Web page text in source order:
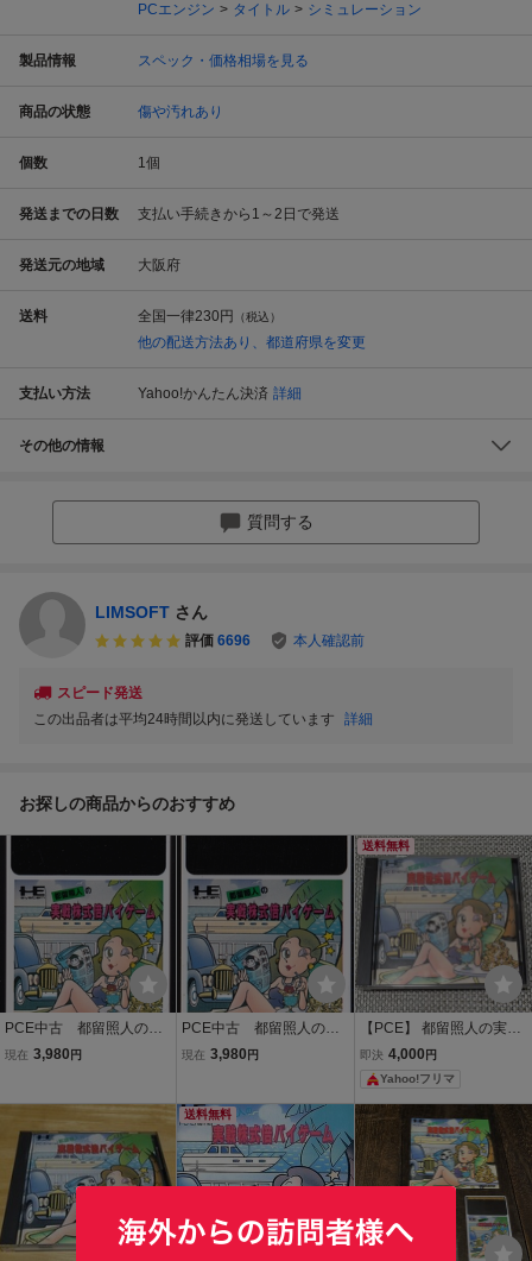
PCエンジン
タイトル シミュレーション
製品情報 スペック・価格相場を見る
商品の状態 傷や汚れあり
個数 1個
発送までの日数 支払い手続きから1～2日で発送
発送元の地域 大阪府
送料 全国一律230円 （税込）
他の配送方法あり、都道府県を変更
支払い方法 Yahoo!かんたん決済 詳細
その他の情報
質問する
LIMSOFT さん
評価 6696 本人確認前
スピード発送
この出品者は平均24時間以内に発送しています
詳細
お探しの商品からのおすすめ
PCE中古 都留照人の実
戦株式倍バイゲーム
現在 3,980 円
PCE中古 都留照人の実
戦株式倍バイゲーム
現在 3,980 円
送料無料
【PCE】 都留照人の実践
株式倍バイゲーム
即決 4,000 円
Yahoo!フリマ
送料無料